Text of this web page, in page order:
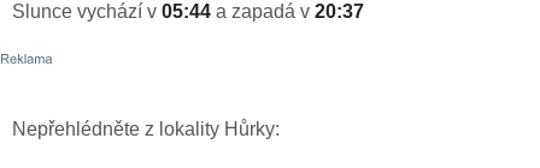
Slunce vychází v 05:44 a zapadá v 20:37
Nepřehlédněte z lokality Hůrky: